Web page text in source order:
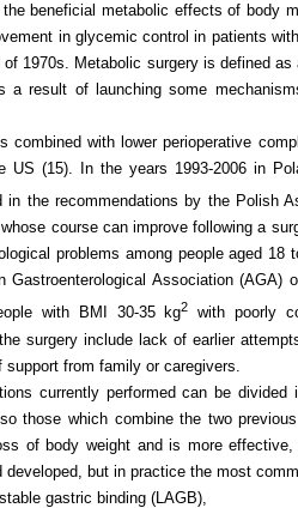
beneficial metabolic effects of body
in glycemic control in patients
1970s. Metabolic surgery is defined
a result of launching some
combined with lower perioperative
US (15). In the years 1993-2006 in
in the recommendations by the Polish
course can improve following a
problems among people aged
Gastroenterological Association
with BMI 30-35 kg2
with poorly
surgery include lack of earlier
from family or caregivers.
currently performed can be
those which combine the two
of body weight and is more
developed, but in practice the most
gastric binding (LAGB),